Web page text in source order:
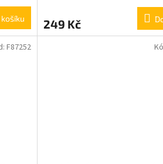
košíku 249 Kč
F87252